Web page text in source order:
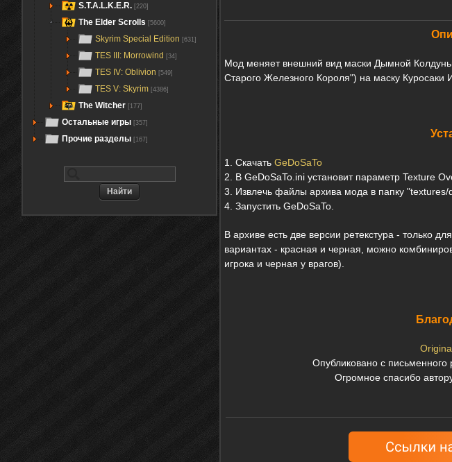
S.T.A.L.K.E.R. [220]
The Elder Scrolls [5600]
Skyrim Special Edition [631]
TES III: Morrowind [34]
TES IV: Oblivion [549]
TES V: Skyrim [4386]
The Witcher [177]
Остальные игры [357]
Прочие разделы [167]
Мод меняет внешний вид маски Дымной
Старого Железного Короля") на маску Куросаки
1. Скачать GeDoSaTo
2. В GeDoSaTo.ini установит параметр Texture
3. Извлечь файлы архива мода в папку
4. Запустить GeDoSaTo.
В архиве есть две версии ретекстура - только
вариантах - красная и черная, можно
игрока и черная у врагов).
Опубликовано с письменного
Огромное спасибо